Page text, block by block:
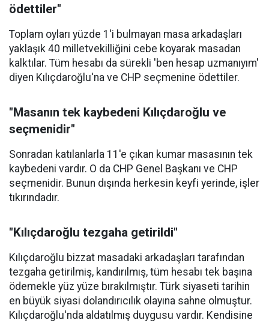
ödettiler"
Toplam oyları yüzde 1'i bulmayan masa arkadaşları
yaklaşık 40 milletvekilliğini cebe koyarak masadan
kalktılar. Tüm hesabı da sürekli 'ben hesap uzmanıyım'
diyen Kılıçdaroğlu'na ve CHP seçmenine ödettiler.
"Masanın tek kaybedeni Kılıçdaroğlu ve
seçmenidir"
Sonradan katılanlarla 11'e çıkan kumar masasının tek
kaybedeni vardır. O da CHP Genel Başkanı ve CHP
seçmenidir. Bunun dışında herkesin keyfi yerinde, işler
tıkırındadır.
"Kılıçdaroğlu tezgaha getirildi"
Kılıçdaroğlu bizzat masadaki arkadaşları tarafından
tezgaha getirilmiş, kandırılmış, tüm hesabı tek başına
ödemekle yüz yüze bırakılmıştır. Türk siyaseti tarihin
en büyük siyasi dolandırıcılık olayına sahne olmuştur.
Kılıçdaroğlu'nda aldatılmış duygusu vardır. Kendisine